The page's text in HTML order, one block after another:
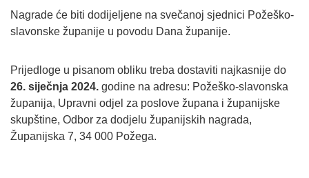
Nagrade će biti dodijeljene na svečanoj sjednici Požeško-
slavonske županije u povodu Dana županije.
Prijedloge u pisanom obliku treba dostaviti najkasnije do
26. siječnja 2024. godine na adresu: Požeško-slavonska
županija, Upravni odjel za poslove župana i županijske
skupštine, Odbor za dodjelu županijskih nagrada,
Županijska 7, 34 000 Požega.